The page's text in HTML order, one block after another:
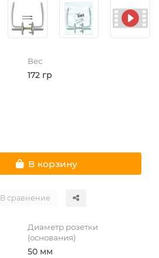
Вес
172 гр
В корзину
В сравнение
Диаметр розетки
(основания)
50 мм